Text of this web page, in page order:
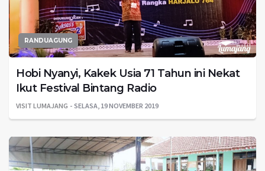
RANDUAGUNG
Hobi Nyanyi, Kakek Usia 71 Tahun ini Nekat
Ikut Festival Bintang Radio
VISIT LUMAJANG SELASA, 19 NOVEMBER 2019